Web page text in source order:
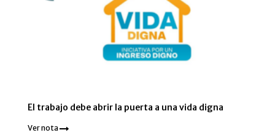
El trabajo debe abrir la puerta a una vida digna
Ver nota